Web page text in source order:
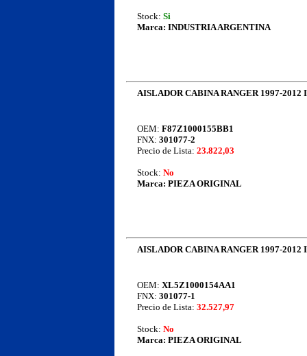
Stock: Si
Marca: INDUSTRIA ARGENTINA
AISLADOR CABINA RANGER 1997-
OEM: F87Z1000155BB1
FNX: 301077-2
Precio de Lista: 23.822,03
Stock: No
Marca: PIEZA ORIGINAL
AISLADOR CABINA RANGER 1997-
OEM: XL5Z1000154AA1
FNX: 301077-1
Precio de Lista: 32.527,97
Stock: No
Marca: PIEZA ORIGINAL